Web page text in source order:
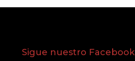
Sigue nuestro Facebook